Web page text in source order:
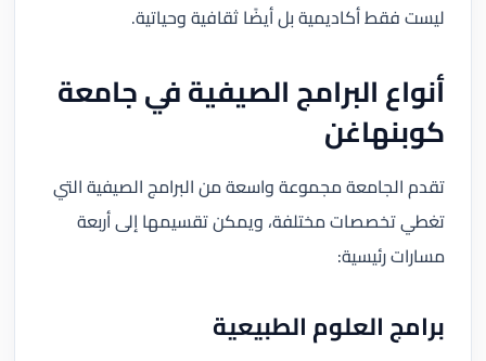
ليست فقط أكاديمية بل أيضًا ثقافية وحياتية.
أنواع البرامج الصيفية في جامعة
كوبنهاغن
تقدم الجامعة مجموعة واسعة من البرامج الصيفية التي
تغطي تخصصات مختلفة، ويمكن تقسيمها إلى أربعة
مسارات رئيسية:
برامج العلوم الطبيعية